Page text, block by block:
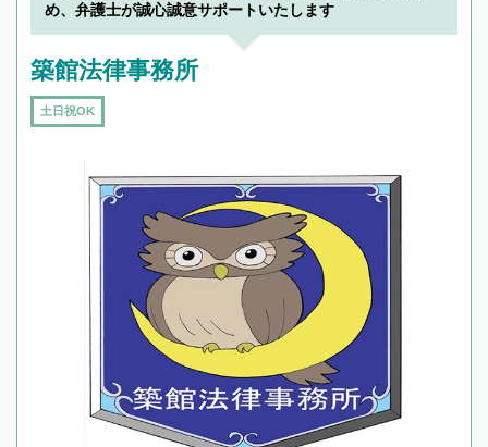
め、弁護士が誠心誠意サポートいたします
築館法律事務所
土日祝OK